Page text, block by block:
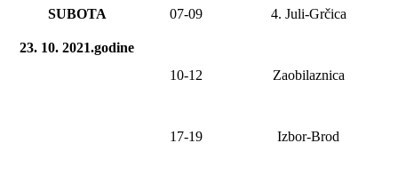
SUBOTA
23. 10. 2021.godine
07-09 4. Juli-Grčica
10-12 Zaobilaznica
17-19 Izbor-Brod